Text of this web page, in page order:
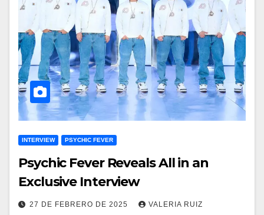
INTERVIEW PSYCHIC FEVER
Psychic Fever Reveals All in an
Exclusive Interview
27 DE FEBRERO DE 2025 VALERIA RUIZ